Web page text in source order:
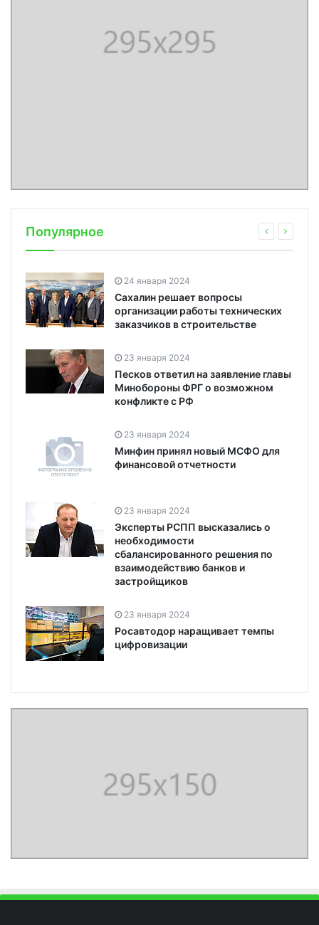
Популярное
24 января 2024
Сахалин решает вопросы
организации работы технических
заказчиков в строительстве
23 января 2024
Песков ответил на заявление главы
Минобороны ФРГ о возможном
конфликте с РФ
23 января 2024
Минфин принял новый МСФО для
финансовой отчетности
23 января 2024
Эксперты РСПП высказались о
необходимости
сбалансированного решения по
взаимодействию банков и
застройщиков
23 января 2024
Росавтодор наращивает темпы
цифровизации